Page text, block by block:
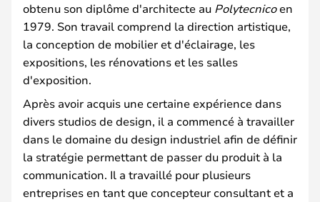
obtenu son diplôme d'architecte au Polytecnicoen
1979. Son travail comprend la direction artistique,
la conception de mobilier et d'éclairage, les
expositions, les rénovations et les salles
d'exposition.
Après avoir acquis une certaine expérience dans
divers studios de design, il a commencé à travailler
dans le domaine du design industriel afin de définir
la stratégie permettant de passer du produit à la
communication. Il a travaillé pour plusieurs
entreprises en tant que concepteur consultant et a